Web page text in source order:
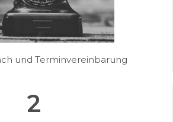
und Terminvereinbarung
2